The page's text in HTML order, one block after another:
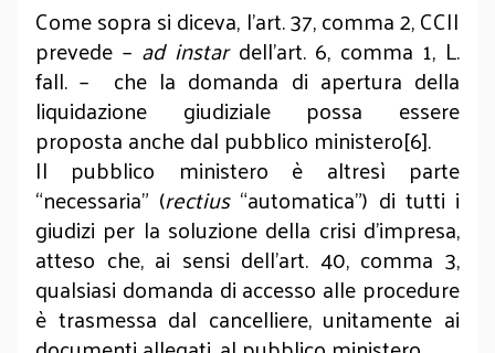
Come sopra si diceva, l’art. 37, comma 2, CCII
prevede – ad instardell’art. 6, comma 1, L.
fall. – che la domanda di apertura della
liquidazione giudiziale possa essere
proposta anche dal pubblico ministero[6].
Il pubblico ministero è altresì parte
“necessaria” (rectius“automatica”) di tutti i
giudizi per la soluzione della crisi d’impresa,
atteso che, ai sensi dell’art. 40, comma 3,
qualsiasi domanda di accesso alle procedure
è trasmessa dal cancelliere, unitamente ai